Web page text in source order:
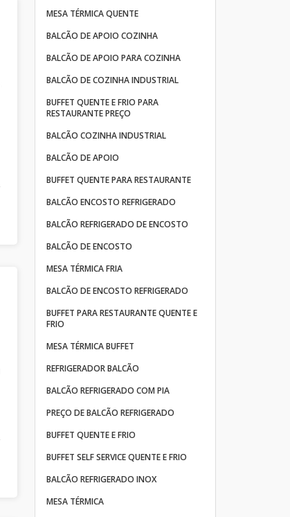
MESA TÉRMICA QUENTE
BALCÃO DE APOIO COZINHA
BALCÃO DE APOIO PARA COZINHA
BALCÃO DE COZINHA INDUSTRIAL
BUFFET QUENTE E FRIO PARA
RESTAURANTE PREÇO
BALCÃO COZINHA INDUSTRIAL
BALCÃO DE APOIO
BUFFET QUENTE PARA RESTAURANTE
BALCÃO ENCOSTO REFRIGERADO
BALCÃO REFRIGERADO DE ENCOSTO
BALCÃO DE ENCOSTO
MESA TÉRMICA FRIA
BALCÃO DE ENCOSTO REFRIGERADO
BUFFET PARA RESTAURANTE QUENTE E
FRIO
MESA TÉRMICA BUFFET
REFRIGERADOR BALCÃO
BALCÃO REFRIGERADO COM PIA
PREÇO DE BALCÃO REFRIGERADO
BUFFET QUENTE E FRIO
BUFFET SELF SERVICE QUENTE E FRIO
BALCÃO REFRIGERADO INOX
MESA TÉRMICA